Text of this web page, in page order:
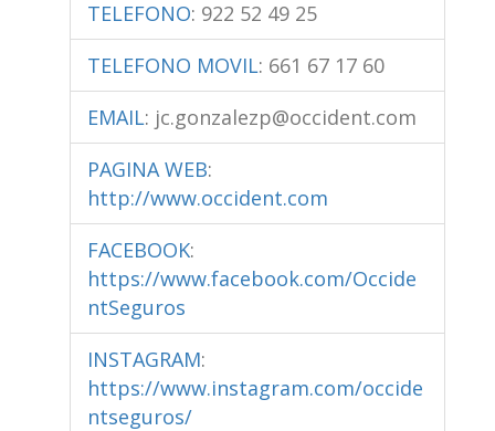
TELEFONO: 922 52 49 25
TELEFONO MOVIL: 661 67 17 60
EMAIL: jc.gonzalezp@occident.com
PAGINA WEB:
http://www.occident.com
FACEBOOK:
https://www.facebook.com/Occide
ntSeguros
INSTAGRAM:
https://www.instagram.com/occide
ntseguros/